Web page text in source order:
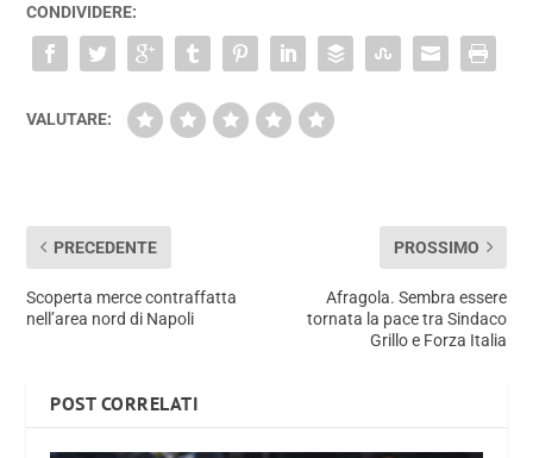
CONDIVIDERE:
VALUTARE:
PRECEDENTE
Scoperta merce contraffatta
nell’area nord di Napoli
PROSSIMO
Afragola. Sembra essere
tornata la pace tra Sindaco
Grillo e Forza Italia
POST CORRELATI